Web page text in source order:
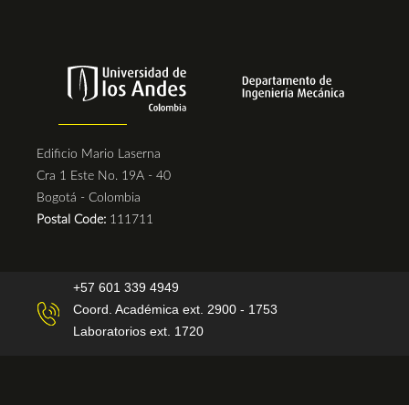
Edificio Mario Laserna
Cra 1 Este No. 19A - 40
Bogotá - Colombia
Postal Code: 111711
+57 601 339 4949
Coord. Académica ext. 2900 - 1753
Laboratorios ext. 1720